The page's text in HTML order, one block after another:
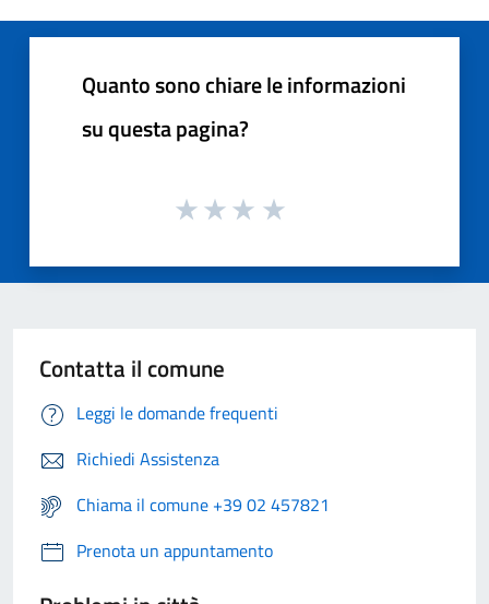
Quanto sono chiare le informazioni
su questa pagina?
Contatta il comune
Leggi le domande frequenti
Richiedi Assistenza
Chiama il comune +39 02 457821
Prenota un appuntamento